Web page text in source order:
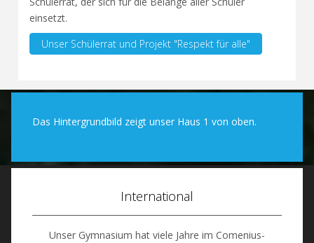
einsetzt.
Unser Schülerrat und Projekt "Respekt für alle"
Das Hintergrundbild zeigt unser Haus 1 von oben.
International
Unser Gymnasium hat viele Jahre im Comenius-